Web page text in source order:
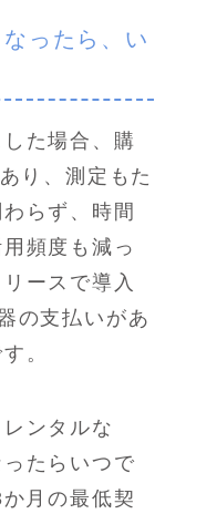
ったら、い
た場合、購
り、測定もた
らず、時間
頻度も減っ
ースで導入
の支払いがあ
。
ンタルな
たらいつで
月の最低契